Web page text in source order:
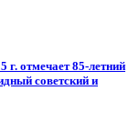
отмечает 85-летний
советский и